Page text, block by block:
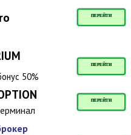
ПЕРЕЙТИ
ПЕРЕЙТИ
50%
ПЕРЕЙТИ